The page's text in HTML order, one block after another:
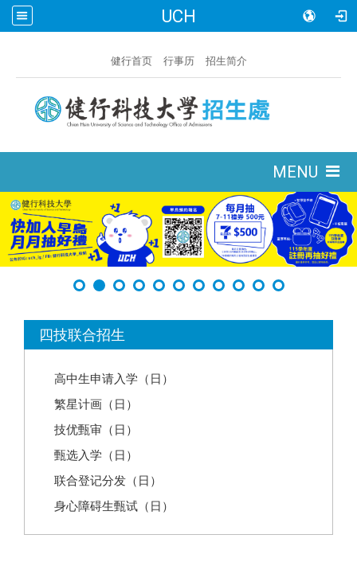
UCH
健行首页 行事历 招生简介
MENU
四技联合招生
高中生申请入学（日）
繁星计画（日）
技优甄审（日）
甄选入学（日）
联合登记分发（日）
身心障碍生甄试（日）